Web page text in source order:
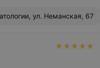
ул. Неманская, 67